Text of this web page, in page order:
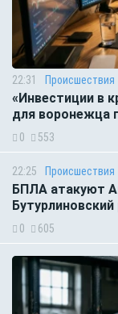
22:31 Происшествия
«Инвестиции в
для воронежца
0 553
22:25 Происшествия
БПЛА атакуют
0 605